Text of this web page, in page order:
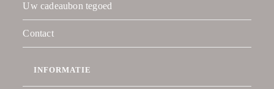
Uw cadeaubon tegoed
Contact
INFORMATIE